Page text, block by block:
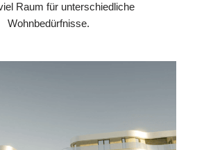
Raum für unterschiedliche
Wohnbedürfnisse.